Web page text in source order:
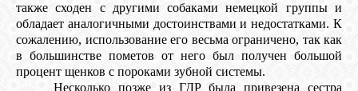
также сходен с другими собаками немецкой группы и
обладает аналогичными достоинствами и недостатками. К
сожалению, использование его весьма ограничено, так как
в большинстве пометов от него был получен большой
процент щенков с пороками зубной системы.
Несколько позже из ГДР была привезена сестра